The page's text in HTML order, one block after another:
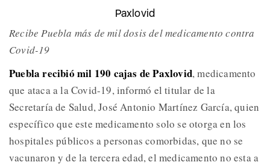
Paxlovid
Recibe Puebla más de mil dosis del medicamento contra
Covid-19
Puebla recibió mil 190 cajas de Paxlovid, medicamento
que ataca a la Covid-19, informó el titular de la
Secretaría de Salud, José Antonio Martínez García, quien
específico que este medicamento solo se otorga en los
hospitales públicos a personas comorbidas, que no se
vacunaron y de la tercera edad, el medicamento no esta a